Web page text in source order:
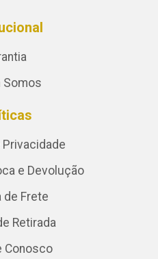
Somos
e Devolução
de Frete
Retirada
Conosco